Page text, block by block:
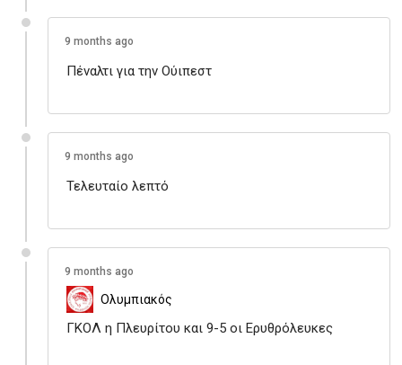
9 months ago
Πέναλτι για την Ούιπεστ
9 months ago
Τελευταίο λεπτό
9 months ago
Ολυμπιακός
ΓΚΟΛ η Πλευρίτου και 9-5 οι Ερυθρόλευκες